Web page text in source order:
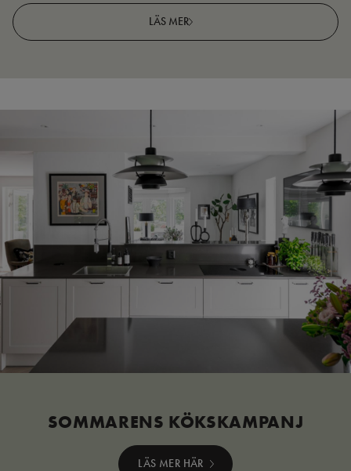
LÄS MER
SOMMARENS KÖKSKAMPANJ
LÄS MER HÄR